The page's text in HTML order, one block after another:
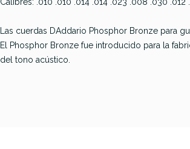
Calibres: .010 .010 .014 .014 .023 .008 .030
Las cuerdas DAddario Phosphor Bronze para
El Phosphor Bronze fue introducido para la
del tono acústico.
ReferenciaJUEGACUDAD010